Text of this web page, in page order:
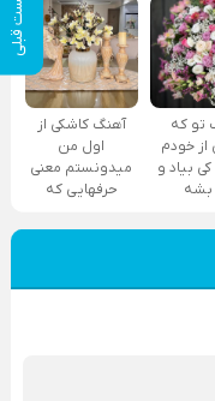
پست قبلی
تو که
از خودم
بیاد و
بشه
آهنگ کاشکی از
اول من
میدونستم معنی
حرفهایی که